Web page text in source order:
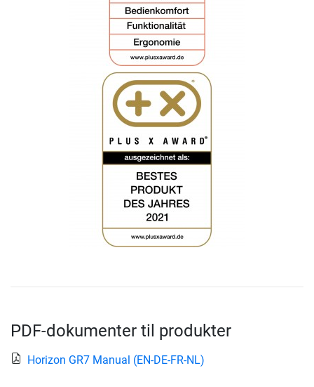
PDF-dokumenter til produkter
Horizon GR7 Manual (EN-DE-FR-NL)